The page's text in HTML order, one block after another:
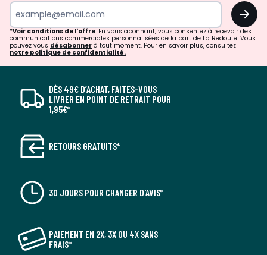
OK
*Voir conditions de l'offre. En vous abonnant, vous consentez à recevoir des
communications commerciales personnalisées de la part de La Redoute. Vous
pouvez vous désabonner à tout moment. Pour en savoir plus, consultez
notre politique de confidentialité.
DÈS 49€ D’ACHAT, FAITES-VOUS
LIVRER EN POINT DE RETRAIT POUR
1,95€*
RETOURS GRATUITS*
30 JOURS POUR CHANGER D'AVIS*
PAIEMENT EN 2X, 3X OU 4X SANS
FRAIS*